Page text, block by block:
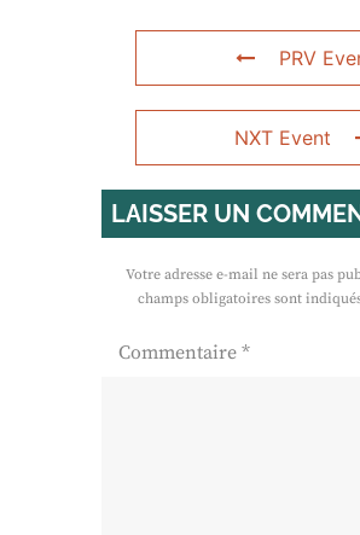
PRV
NXT Event
LAISSER UN
Votre adresse e-mail ne sera pas
champs obligatoires sont
Commentaire *